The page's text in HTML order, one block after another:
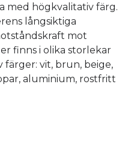
med högkvalitativ färg.
långsiktiga
mot
finns i olika storlekar
vit, brun, beige,
aluminium, rostfritt